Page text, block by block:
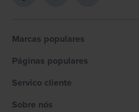
Marcas populares
Páginas populares
Servico cliente
Sobre nós